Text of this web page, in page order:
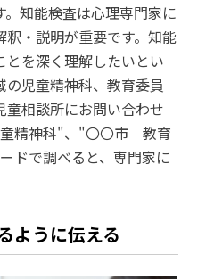
知能検査は心理専門家に
・説明が重要です。知能
を深く理解したいとい
の児童精神科、教育委員
相談所にお問い合わせ
精神科"、"〇〇市 教育
ドで調べると、専門家に
ように伝える